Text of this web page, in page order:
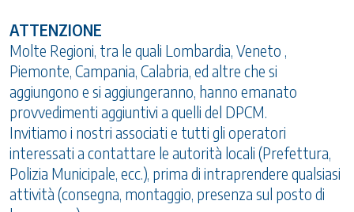
ATTENZIONE
Molte Regioni, tra le quali Lombardia, Veneto ,
Piemonte, Campania, Calabria, ed altre che si
aggiungono e si aggiungeranno, hanno emanato
provvedimenti aggiuntivi a quelli del DPCM.
Invitiamo i nostri associati e tutti gli operatori
interessati a contattare le autorità locali (Prefettura,
Polizia Municipale, ecc.), prima di intraprendere qualsiasi
attività (consegna, montaggio, presenza sul posto di